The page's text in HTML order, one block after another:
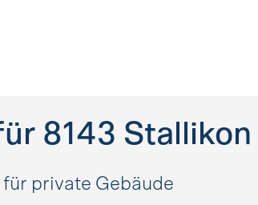
8143 Stallikon
private Gebäude